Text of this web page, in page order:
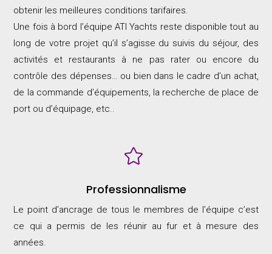
obtenir les meilleures conditions tarifaires.
Une fois à bord l’équipe ATI Yachts reste disponible tout au
long de votre projet qu’il s’agisse du suivis du séjour, des
activités et restaurants à ne pas rater ou encore du
contrôle des dépenses… ou bien dans le cadre d’un achat,
de la commande d’équipements, la recherche de place de
port ou d’équipage, etc..

Professionnalisme
Le point d’ancrage de tous le membres de l’équipe c’est
ce qui a permis de les réunir au fur et à mesure des
années.